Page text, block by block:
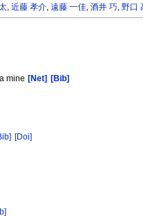
, 近藤 孝介, 遠藤 一佳, 酒井 巧, 野口
mine [Net] [Bib]
[Doi]